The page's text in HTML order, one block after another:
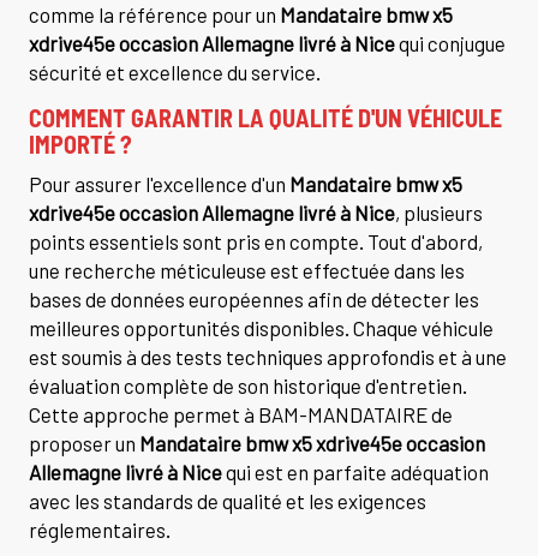
comme la référence pour un Mandataire bmw x5
xdrive45e occasion Allemagne livré à Nicequi conjugue
sécurité et excellence du service.
COMMENT GARANTIR LA QUALITÉ D'UN VÉHICULE
IMPORTÉ ?
Pour assurer l'excellence d'un Mandataire bmw x5
xdrive45e occasion Allemagne livré à Nice, plusieurs
points essentiels sont pris en compte. Tout d'abord,
une recherche méticuleuse est effectuée dans les
bases de données européennes afin de détecter les
meilleures opportunités disponibles. Chaque véhicule
est soumis à des tests techniques approfondis et à une
évaluation complète de son historique d'entretien.
Cette approche permet à BAM-MANDATAIRE de
proposer un Mandataire bmw x5 xdrive45e occasion
Allemagne livré à Nicequi est en parfaite adéquation
avec les standards de qualité et les exigences
réglementaires.